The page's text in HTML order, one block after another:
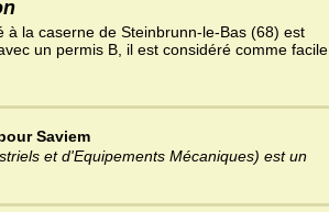
à la caserne de Steinbrunn-le-Bas (68) est
un permis B, il est considéré comme facile
Saviem
et d'Equipements Mécaniques) est un